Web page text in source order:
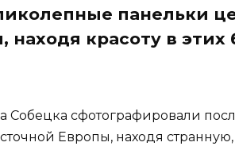
панельки
находя красоту в этих
Собецка сфотографировали
Европы, находя странную,